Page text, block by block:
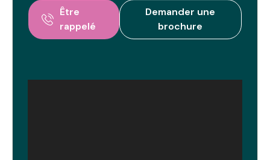
francilienne.
Être
rappelé
Demander une
brochure